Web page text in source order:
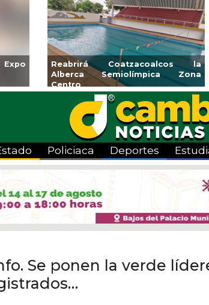
Expo
Reabrirá Coatzacoalcos la
Alberca Semiolímpica Zona
Centro
Policiaca Deportes
Se ponen la verde